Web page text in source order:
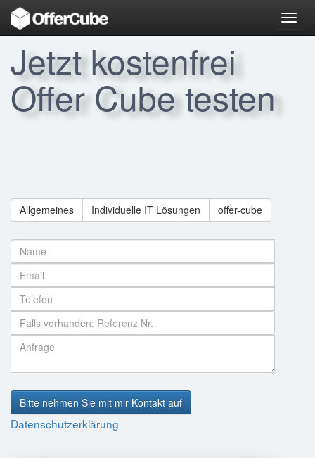
Jetzt kostenfrei
Offer Cube testen
Allgemeines Individuelle IT Lösungen offer-cube
Bitte nehmen Sie mit mir Kontakt auf
Datenschutzerklärung